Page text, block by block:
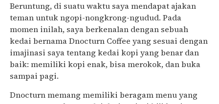
Beruntung, di suatu waktu saya mendapat ajakan
teman untuk ngopi-nongkrong-ngudud. Pada
momen inilah, saya berkenalan dengan sebuah
kedai bernama Dnocturn Coffee yang sesuai dengan
imajinasi saya tentang kedai kopi yang benar dan
baik: memiliki kopi enak, bisa merokok, dan buka
sampai pagi.
Dnocturn memang memiliki beragam menu yang